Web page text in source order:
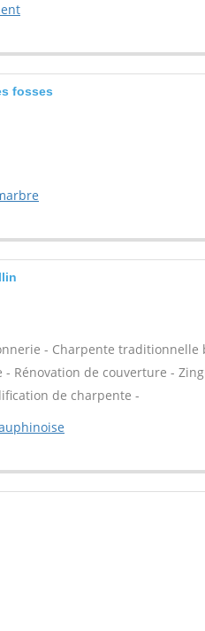
fosses
- Charpente
Rénovation de couverture -
de charpente -